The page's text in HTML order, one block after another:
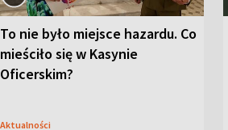
To nie było miejsce hazardu. Co
mieściło się w Kasynie
Oficerskim?
Aktualności